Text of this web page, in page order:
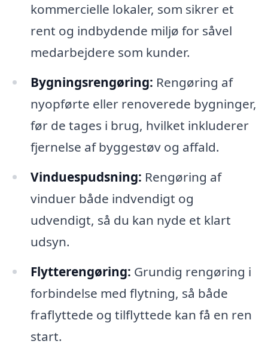
kommercielle lokaler, som sikrer et
rent og indbydende miljø for såvel
medarbejdere som kunder.
Bygningsrengøring: Rengøring af
nyopførte eller renoverede bygninger,
før de tages i brug, hvilket inkluderer
fjernelse af byggestøv og affald.
Vinduespudsning: Rengøring af
vinduer både indvendigt og
udvendigt, så du kan nyde et klart
udsyn.
Flytterengøring: Grundig rengøring i
forbindelse med flytning, så både
fraflyttede og tilflyttede kan få en ren
start.